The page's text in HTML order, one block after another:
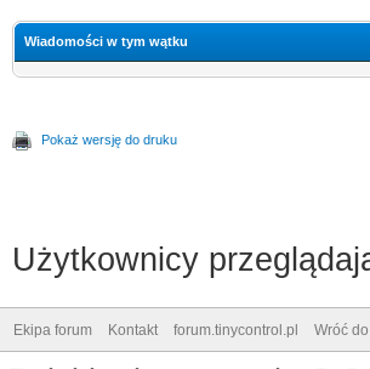
Wiadomości w tym wątku
Pokaż wersję do druku
Użytkownicy
Ekipa forum Kontakt forum.tinycontrol.pl Wróć